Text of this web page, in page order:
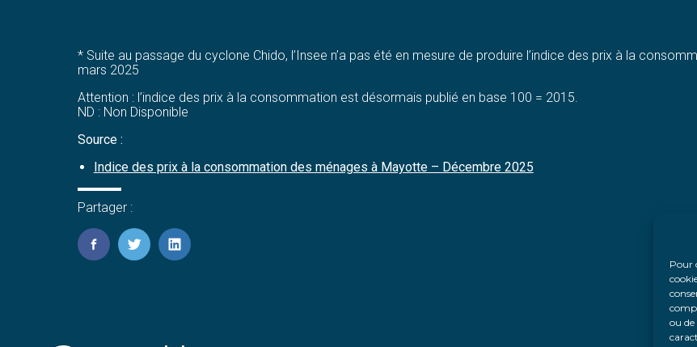
Pour
ou
* Suite au passage du cyclone Chido, l’Insee n’a pas été en mesure de produire l’indice des prix à la
mars 2025
Attention : l’indice des prix à la consommation est désormais publié en base 100 = 2015.
ND : Non Disponible
Source :
Indice des prix à la consommation des ménages à Mayotte – Décembre 2025
Partager :
FaceBook
TwitterLinkedIn